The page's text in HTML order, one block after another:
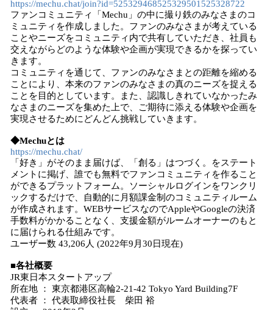
https://mechu.chat/join?id=525329468525329501525328722
ファンコミュニティ「Mechu」の中に撮り鉄のみなさまのコ
ミュニティを作成しました。ファンのみなさまが考えている
ことやニーズをコミュニティ内で共有していただき、社員も
交えながらどのような体験や企画が実現できるかを探ってい
きます。
コミュニティを通じて、ファンのみなさまとの距離を縮める
ことにより、本来のファンのみなさまの真のニーズを捉える
ことを目的としています。また、認識しきれていなかったみ
なさまのニーズを集めた上で、ご期待に添える体験や企画を
実現させるためにどんどん挑戦していきます。
◆Mechuとは
https://mechu.chat/
「好き」がそのまま届けば、「創る」はつづく。をステート
メントに掲げ、誰でも無料でファンコミュニティを作ること
ができるプラットフォーム。ソーシャルログインをワンクリ
ックするだけで、自動的に月額課金制のコミュニティルーム
が作成されます。WEBサービスなのでAppleやGoogleの決済
手数料がかかることなく、支援金額がルームオーナーのもと
に届けられる仕組みです。
ユーザー数 43,206人 (2022年9月30日現在)
■各社概要
JR東日本スタートアップ
所在地 ： 東京都港区高輪2-21-42 Tokyo Yard Building7F
代表者 ： 代表取締役社長 柴田 裕